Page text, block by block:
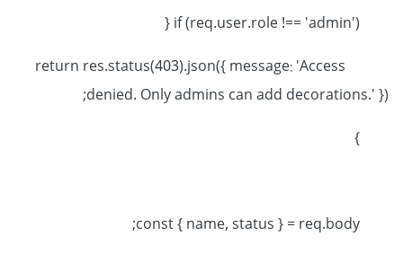
return res.status(403).json({ message: 'Access
denied. Only admins can add decorations.' });
}